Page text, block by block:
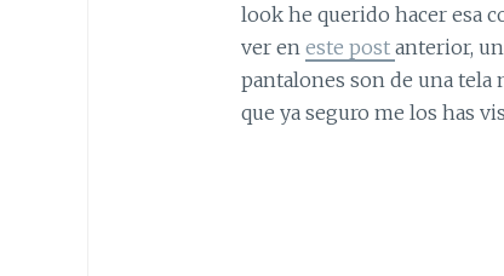
look he querido hacer esa
ver en este post anterior,
pantalones son de una tela
que ya seguro me los has